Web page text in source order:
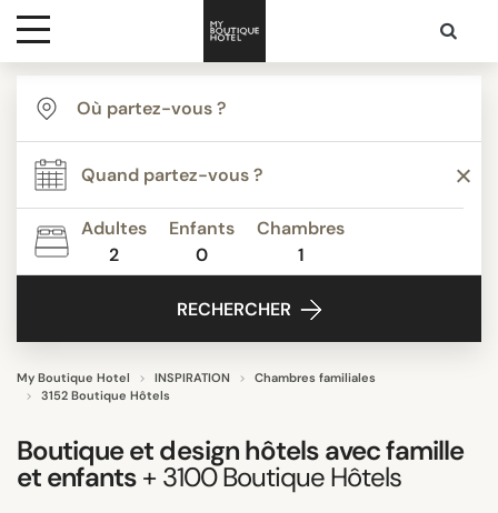
Destinations
Inspiration
Media
Adultes
2
Enfants
0
Chambres
1
RECHERCHER
My Boutique Hotel INSPIRATION
Chambres familiales
3152 Boutique Hôtels
Boutique et design hôtels avecfamille
et enfants+ 3100Boutique Hôtels
TYPE
Agritourisme
Appartements
Auberges de Jeunesse
Bed & Breakfast
Best Boutique hotels Costa Rica
Boutique Hotels de Luxe
Boutique Hôtels
THÈME